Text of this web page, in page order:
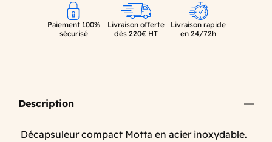
Paiement 100%
sécurisé
Livraison offerte
dès 220€ HT
Livraison rapide
en 24/72h
Description
Décapsuleur compact Motta en acier inoxydable.